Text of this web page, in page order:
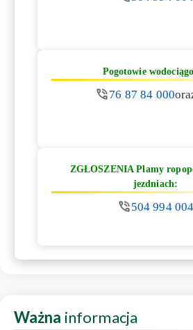
Pogotowie
76 87 84 000
ZGŁOSZENIA Plamy
jezdniach:
504 994 004
Ważna informacja